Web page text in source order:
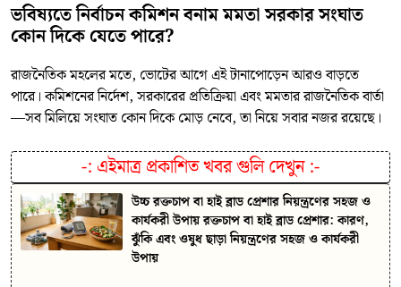
ভবিষ্যতে নির্বাচন কমিশন বনাম মমতা সরকার সংঘাত
কোন দিকে যেতে পারে?
রাজনৈতিক মহলের মতে, ভোটের আগে এই টানাপোড়েন আরও বাড়তে
পারে। কমিশনের নির্দেশ, সরকারের প্রতিক্রিয়া এবং মমতার রাজনৈতিক বার্তা
—সব মিলিয়ে সংঘাত কোন দিকে মোড় নেবে, তা নিয়ে সবার নজর রয়েছে।
-: এইমাত্র প্রকাশিত খবর গুলি দেখুন:-
উচ্চ রক্তচাপ বা হাই ব্লাড প্রেশার নিয়ন্ত্রণের সহজ ও
কার্যকরী উপায় রক্তচাপ বা হাই ব্লাড প্রেশার: কারণ,
ঝুঁকি এবং ওষুধ ছাড়া নিয়ন্ত্রণের সহজ ও কার্যকরী
উপায়